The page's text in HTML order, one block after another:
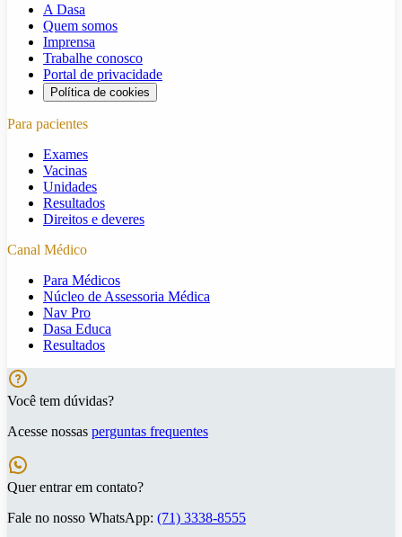
A Dasa
Quem somos
Imprensa
Trabalhe conosco
Portal de privacidade
Política de cookies
Para pacientes
Exames
Vacinas
Unidades
Resultados
Direitos e deveres
Canal Médico
Para Médicos
Núcleo de Assessoria Médica
Nav Pro
Dasa Educa
Resultados
Você tem dúvidas?
Acesse nossas perguntas frequentes
Quer entrar em contato?
Fale no nosso WhatsApp: (71) 3338-8555